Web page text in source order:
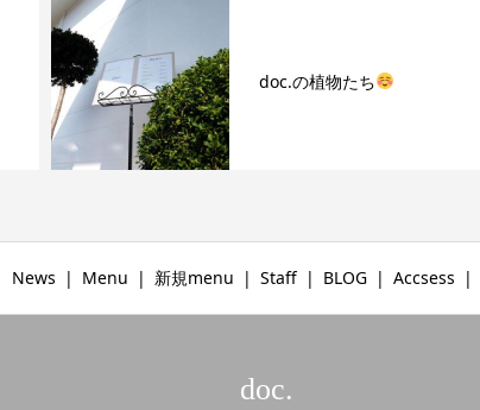
doc.の植物たち
News Menu 新規menu Staff BLOG Accsess
doc.